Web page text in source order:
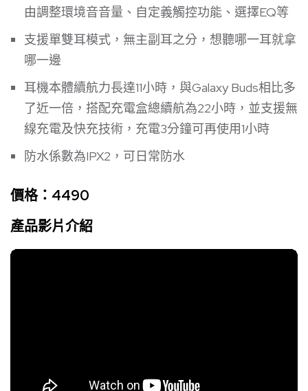
由調整環境音音量、自定義觸控功能、選擇EQ等
支援單雙耳模式，無主副耳之分，想聽哪一耳就拿
哪一邊
耳機本體續航力長達11小時，與Galaxy Buds相比多
了近一倍，搭配充電盒總續航為22小時，並支援無
線充電及快充技術，充電3分鐘可再使用1小時
防水係數為IPX2，可日常防水
價格： 4490
產品影片介紹